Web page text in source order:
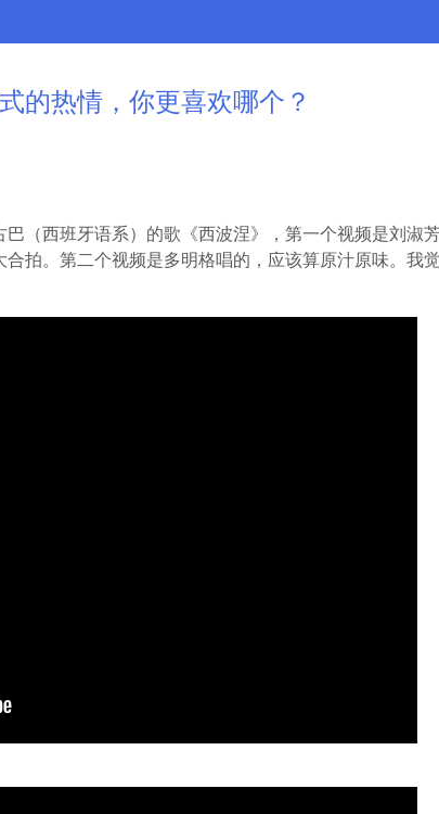
的热情，你更喜欢哪个？
（西班牙语系）的歌《西波涅》，第一个视频是刘淑
拍。第二个视频是多明格唱的，应该算原汁原味。我